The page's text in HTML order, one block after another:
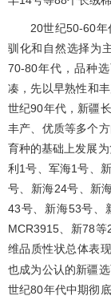
20世纪50-60
驯化和自然选择为
70-80年代，品种
凑，先以早熟性和
世纪90年代，新疆
丰产、优质等多个
育种的基础上发展
利1号、军海1号、
号、新海24号、新
43号、新海53号、
MCR3915、新78
维品质性状总体表
也成为公认的新疆
世纪80年代中期彻